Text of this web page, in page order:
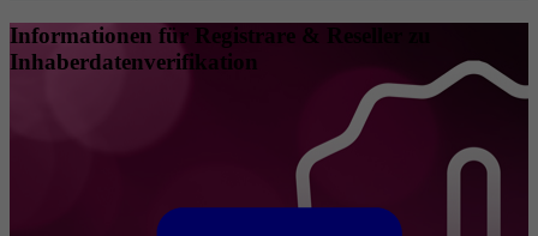
Informationen für Registrare & Reseller zu
Inhaberdatenverifikation